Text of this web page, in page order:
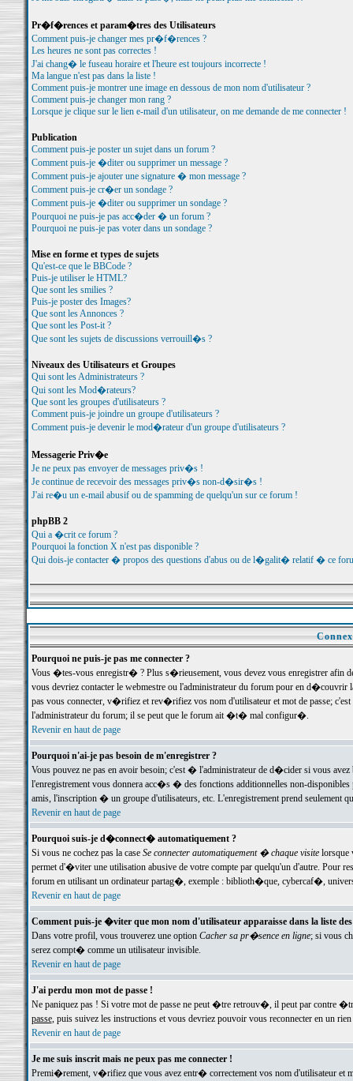
Pr�f�rences et param�tres des Utilisateurs
Comment puis-je changer mes pr�f�rences ?
Les heures ne sont pas correctes !
J'ai chang� le fuseau horaire et l'heure est toujours incorrecte !
Ma langue n'est pas dans la liste !
Comment puis-je montrer une image en dessous de mon nom d'utilisateur ?
Comment puis-je changer mon rang ?
Lorsque je clique sur le lien e-mail d'un utilisateur, on me demande de me connecter !
Publication
Comment puis-je poster un sujet dans un forum ?
Comment puis-je �diter ou supprimer un message ?
Comment puis-je ajouter une signature � mon message ?
Comment puis-je cr�er un sondage ?
Comment puis-je �diter ou supprimer un sondage ?
Pourquoi ne puis-je pas acc�der � un forum ?
Pourquoi ne puis-je pas voter dans un sondage ?
Mise en forme et types de sujets
Qu'est-ce que le BBCode ?
Puis-je utiliser le HTML?
Que sont les smilies ?
Puis-je poster des Images?
Que sont les Annonces ?
Que sont les Post-it ?
Que sont les sujets de discussions verrouill�s ?
Niveaux des Utilisateurs et Groupes
Qui sont les Administrateurs ?
Qui sont les Mod�rateurs?
Que sont les groupes d'utilisateurs ?
Comment puis-je joindre un groupe d'utilisateurs ?
Comment puis-je devenir le mod�rateur d'un groupe d'utilisateurs ?
Messagerie Priv�e
Je ne peux pas envoyer de messages priv�s !
Je continue de recevoir des messages priv�s non-d�sir�s !
J'ai re�u un e-mail abusif ou de spamming de quelqu'un sur ce forum !
phpBB 2
Qui a �crit ce forum ?
Pourquoi la fonction X n'est pas disponible ?
Qui dois-je contacter � propos des questions d'abus ou de l�galit� relatif � ce
Pourquoi ne puis-je pas me connecter ?
Vous �tes-vous enregistr� ? Plus s�rieusement, vous devez vous enregistrer
vous devriez contacter le webmestre ou l'administrateur du forum pour en
pas vous connecter, v�rifiez et rev�rifiez vos nom d'utilisateur et mot de passe;
l'administrateur du forum; il se peut que le forum ait �t� mal configur�.
Revenir en haut de page
Pourquoi n'ai-je pas besoin de m'enregistrer ?
Vous pouvez ne pas en avoir besoin; c'est � l'administrateur de d�cider si vous
l'enregistrement vous donnera acc�s � des fonctions additionnelles non-
amis, l'inscription � un groupe d'utilisateurs, etc. L'enregistrement prend seulement
Revenir en haut de page
Pourquoi suis-je d�connect� automatiquement ?
Si vous ne cochez pas la case Se connecter automatiquement � chaque visitelorsque
permet d'�viter une utilisation abusive de votre compte par quelqu'un d'autre. Pour
forum en utilisant un ordinateur partag�, exemple : biblioth�que, cybercaf�,
Revenir en haut de page
Comment puis-je �viter que mon nom d'utilisateur apparaisse dans la liste
Dans votre profil, vous trouverez une option Cacher sa pr�sence en ligne; si vous
serez compt� comme un utilisateur invisible.
Revenir en haut de page
J'ai perdu mon mot de passe !
Ne paniquez pas ! Si votre mot de passe ne peut �tre retrouv�, il peut par contre
passe, puis suivez les instructions et vous devriez pouvoir vous reconnecter en un rien
Revenir en haut de page
Je me suis inscrit mais ne peux pas me connecter !
Premi�rement, v�rifiez que vous avez entr� correctement vos nom d'utilisateur